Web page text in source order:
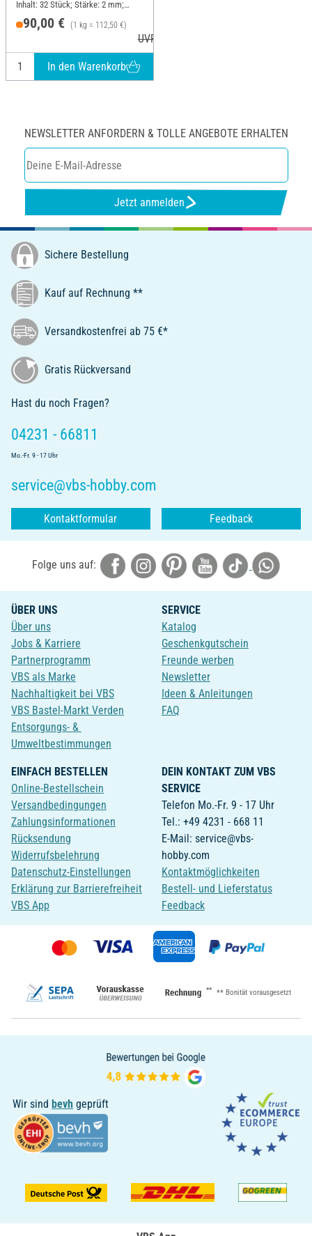
Inhalt: 32 Stück; Stärke: 2 mm;
Material: Kunstharz
90,00 € (1 kg = 112,50 €)
UVP 124,95 €
In den Warenkorb
NEWSLETTER ANFORDERN & TOLLE ANGEBOTE ERHALTEN
Jetzt anmelden
Sichere Bestellung
Kauf auf Rechnung **
Versandkostenfrei ab 75 €*
Gratis Rückversand
Hast du noch Fragen?
04231 - 66811
Mo.-Fr. 9 - 17 Uhr
service@vbs-hobby.com
Kontaktformular Feedback
Folge uns auf:
ÜBER UNS
Über uns
Jobs & Karriere
Partnerprogramm
VBS als Marke
Nachhaltigkeit bei VBS
VBS Bastel-Markt Verden
Entsorgungs- &
Umweltbestimmungen
SERVICE
Katalog
Geschenkgutschein
Freunde werben
Newsletter
Ideen & Anleitungen
FAQ
EINFACH BESTELLEN
Online-Bestellschein
Versandbedingungen
Zahlungsinformationen
Rücksendung
Widerrufsbelehrung
Datenschutz-Einstellungen
Erklärung zur Barrierefreiheit
VBS App
DEIN KONTAKT ZUM VBS
SERVICE
Telefon Mo.-Fr. 9 - 17 Uhr
Tel.: +49 4231 - 668 11
E-Mail: service@vbs-
hobby.com
Kontaktmöglichkeiten
Bestell- und Lieferstatus
Feedback
** ** Bonität vorausgesetzt
Wir sind bevh geprüft